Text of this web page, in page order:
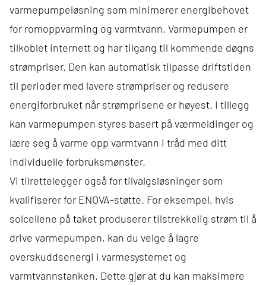
varmepumpeløsning som minimerer energibehovet
for romoppvarming og varmtvann. Varmepumpen er
tilkoblet internett og har tilgang til kommende døgns
strømpriser. Den kan automatisk tilpasse driftstiden
til perioder med lavere strømpriser og redusere
energiforbruket når strømprisene er høyest. I tillegg
kan varmepumpen styres basert på værmeldinger og
lære seg å varme opp varmtvann i tråd med ditt
individuelle forbruksmønster.
Vi tilrettelegger også for tilvalgsløsninger som
kvalifiserer for ENOVA-støtte. For eksempel, hvis
solcellene på taket produserer tilstrekkelig strøm til å
drive varmepumpen, kan du velge å lagre
overskuddsenergi i varmesystemet og
varmtvannstanken. Dette gjør at du kan maksimere